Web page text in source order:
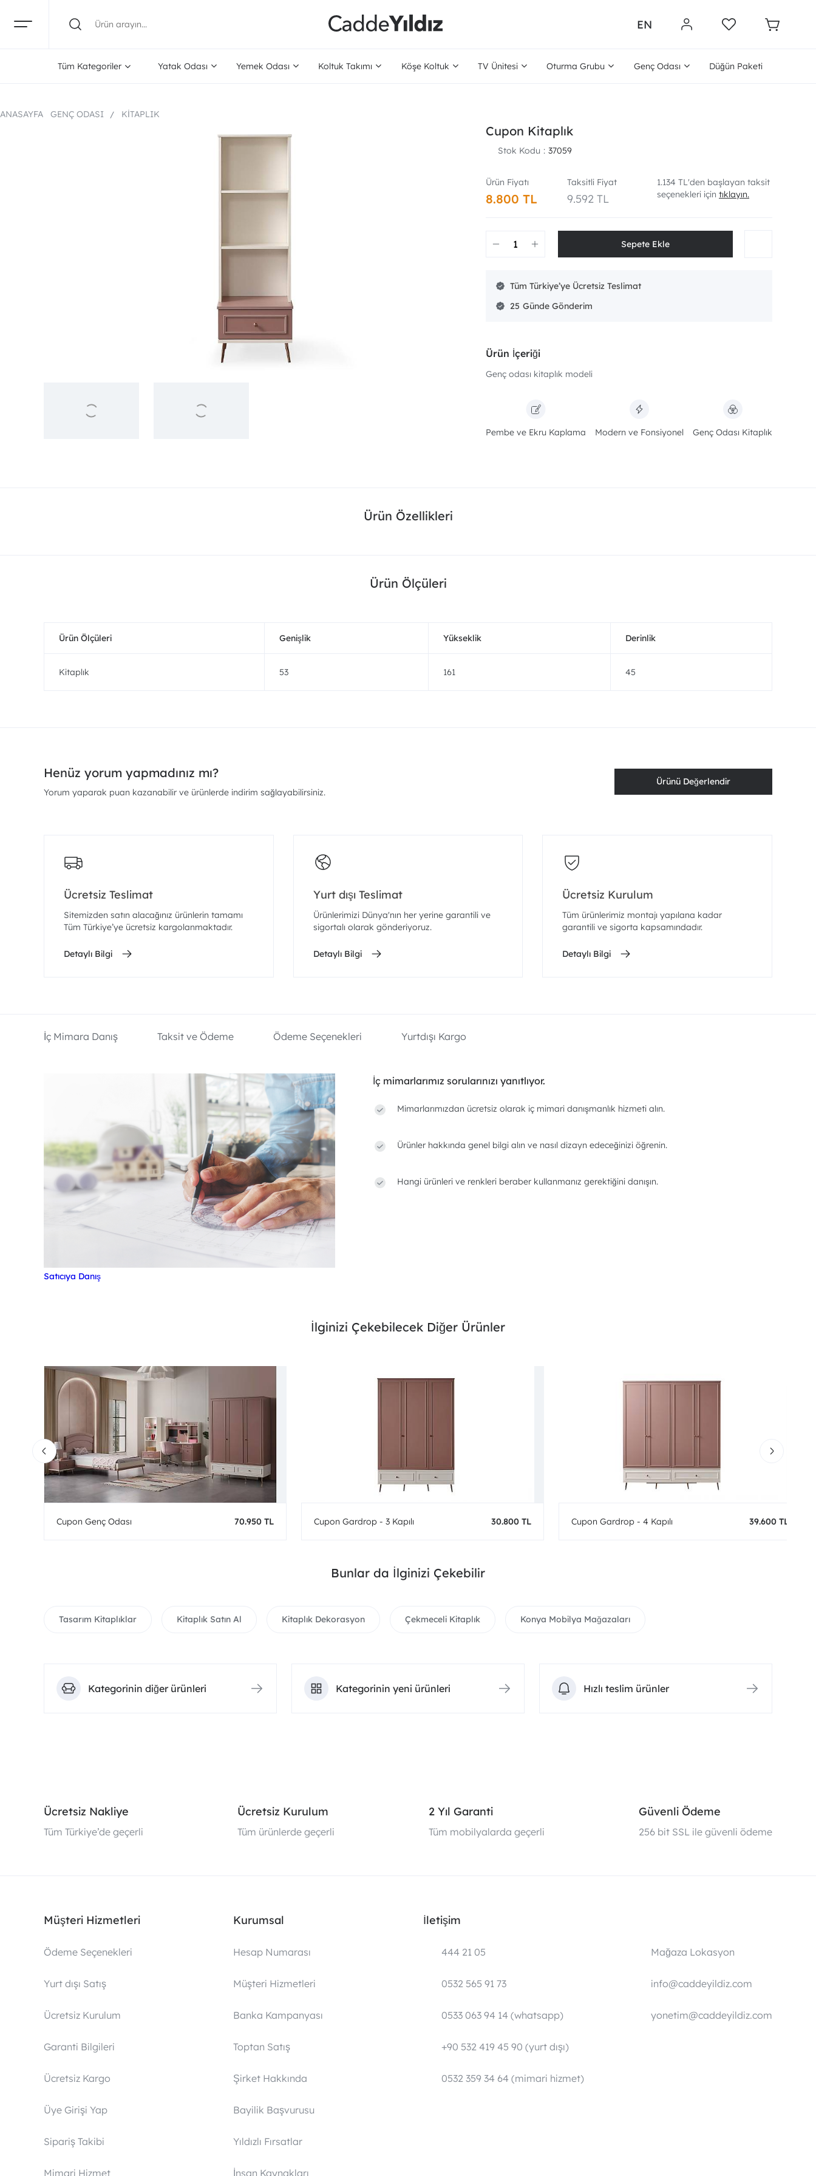
EN
Tüm Kategoriler Yatak Odası Yemek Odası Koltuk Takımı Köşe Koltuk TV Ünitesi Oturma Grubu Genç Odası Düğün Paketi
ANASAYFA GENÇ ODASI KITAPLIK
Cupon Kitaplık
Stok Kodu 37059
8.800 TL
Taksitli Fiyat
9.592 TL
1.134 TL'den başlayan taksit
seçenekleri için tıklayın.
25
Tüm Türkiye’ye Ücretsiz Teslimat
Ürün İçeriği
Genç odası kitaplık modeli
Pembe ve Ekru Kaplama Modern ve Fonsiyonel Genç Odası Kitaplık
Ürün Özellikleri
Ürün Ölçüleri
Ürün Ölçüleri Genişlik Yükseklik Derinlik
Kitaplık 53 161 45
Henüz yorum yapmadınız mı?
Yorum yaparak puan kazanabilir ve ürünlerde indirim sağlayabilirsiniz.
Ürünü Değerlendir
Ücretsiz Teslimat
Sitemizden satın alacağınız ürünlerin tamamı
Tüm Türkiye’ye ücretsiz kargolanmaktadır.
Detaylı Bilgi
Yurt dışı Teslimat
Ürünlerimizi Dünya'nın her yerine garantili ve
sigortalı olarak gönderiyoruz.
Detaylı Bilgi
Ücretsiz Kurulum
Tüm ürünlerimiz montajı yapılana kadar
garantili ve sigorta kapsamındadır.
Detaylı Bilgi
İç Mimara Danış Taksit ve Ödeme Ödeme Seçenekleri Yurtdışı Kargo
İç mimarlarımız sorularınızı yanıtlıyor.
Mimarlarımızdan ücretsiz olarak iç mimari danışmanlık hizmeti alın.
Ürünler hakkında genel bilgi alın ve nasıl dizayn edeceğinizi öğrenin.
Hangi ürünleri ve renkleri beraber kullanmanız gerektiğini danışın.
Satıcıya Danış
İlginizi Çekebilecek Diğer Ürünler
Cupon Genç Odası 70.950 TL Cupon Gardrop - 3 Kapılı 30.800 TL Cupon Gardrop - 4 Kapılı 39.600 TL
Bunlar da İlginizi Çekebilir
Tasarım Kitaplıklar Kitaplık Satın Al Kitaplık Dekorasyon Çekmeceli Kitaplık Konya Mobilya Mağazaları
Kategorinin diğer ürünleri Kategorinin yeni ürünleri Hızlı teslim ürünler
Ücretsiz Nakliye
Tüm Türkiye’de geçerli
Ücretsiz Kurulum
Tüm ürünlerde geçerli
2 Yıl Garanti
Tüm mobilyalarda geçerli
Güvenli Ödeme
256 bit SSL ile güvenli ödeme
Müşteri Hizmetleri
Ödeme Seçenekleri
Yurt dışı Satış
Ücretsiz Kurulum
Garanti Bilgileri
Ücretsiz Kargo
Üye Girişi Yap
Sipariş Takibi
Mimari Hizmet
Kurumsal
Hesap Numarası
Müşteri Hizmetleri
Banka Kampanyası
Toptan Satış
Şirket Hakkında
Bayilik Başvurusu
Yıldızlı Fırsatlar
İnsan Kaynakları
İletişim
444 21 05
0532 565 91 73
0533 063 94 14 (whatsapp)
+90 532 419 45 90 (yurt dışı)
0532 359 34 64 (mimari hizmet)
Mağaza Lokasyon
info@caddeyildiz.com
yonetim@caddeyildiz.com